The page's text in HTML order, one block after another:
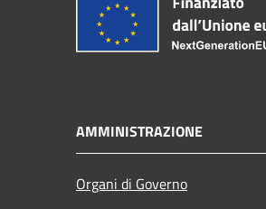
AMMINISTRAZIONE
Organi di Governo